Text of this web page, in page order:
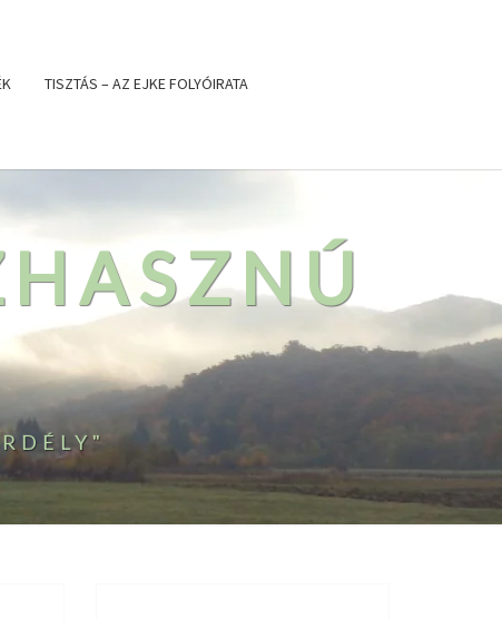
TISZTÁS – AZ EJKE FOLYÓIRATA